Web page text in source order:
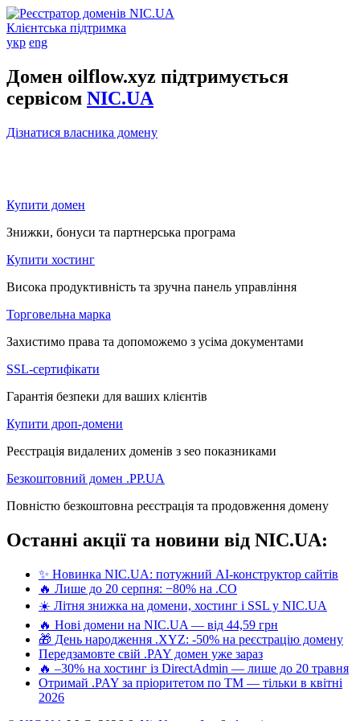
Клієнтська підтримка
укр eng
Домен oilflow.xyz підтримується
сервісом NIC.UA
Дізнатися власника домену
Купити домен
Знижки, бонуси та партнерська програма
Купити хостинг
Висока продуктивність та зручна панель управління
Торговельна марка
Захистимо права та допоможемо з усіма документами
SSL-сертифікати
Гарантія безпеки для ваших клієнтів
Купити дроп-домени
Реєстрація видалених доменів з seo показниками
Безкоштовний домен .PP.UA
Повністю безкоштовна реєстрація та продовження домену
Останні акції та новини від NIC.UA:
✨ Новинка NIC.UA: потужний AI-конструктор сайтів
🔥 Лише до 20 серпня: −80% на .CO
☀️ Літня знижка на домени, хостинг і SSL у NIC.UA
🔥 Нові домени на NIC.UA — від 44,59 грн
🎁 День народження .XYZ: -50% на реєстрацію домену
Передзамовте свій .PAY домен уже зараз
🔥 –30% на хостинг із DirectAdmin — лише до 20 травня
Отримай .PAY за пріоритетом по ТМ — тільки в квітні
2026